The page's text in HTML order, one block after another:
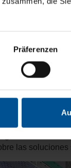
Präferenzen
China,
está tan
de
más
aguas
de opciones
las